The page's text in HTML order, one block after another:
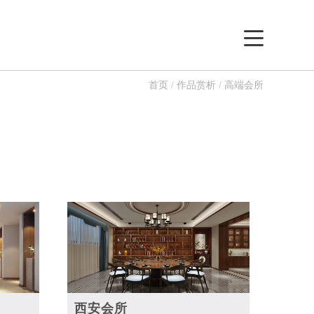
首页 / 作品赏析 / 高端会所
西安会所